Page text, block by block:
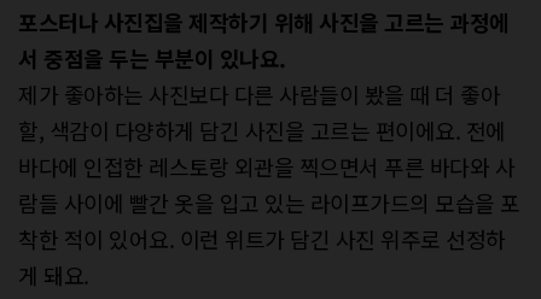
포스터나 사진집을 제작하기 위해 사진을 고르는 과정에
서 중점을 두는 부분이 있나요.
제가 좋아하는 사진보다 다른 사람들이 봤을 때 더 좋아
할, 색감이 다양하게 담긴 사진을 고르는 편이에요. 전에
바다에 인접한 레스토랑 외관을 찍으면서 푸른 바다와 사
람들 사이에 빨간 옷을 입고 있는 라이프가드의 모습을 포
착한 적이 있어요. 이런 위트가 담긴 사진 위주로 선정하
게 돼요.